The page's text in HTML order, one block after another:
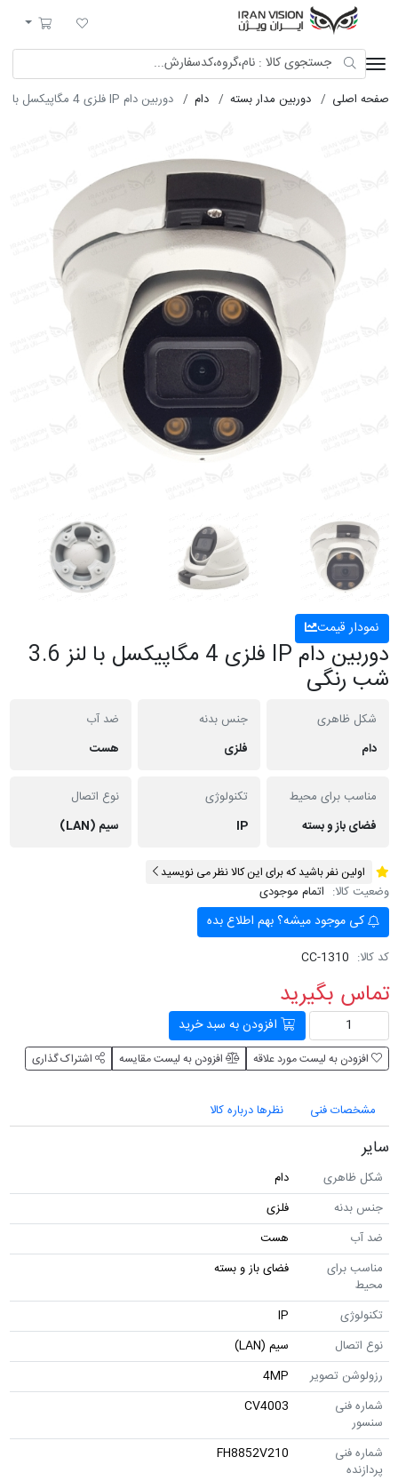
لیست مورد علاقه
سبد خرید
صفحه اصلی دوربین مدار بسته دام دوربین دام IP فلزی 4 مگاپیکسل با لنز 3.6 شب رنگی
نمودار قیمت
دوربین دام IP فلزی 4 مگاپیکسل با لنز 3.6
شب رنگی
شکل ظاهری
دام
جنس بدنه
فلزی
ضد آب
هست
مناسب برای محیط
فضای باز و بسته
تکنولوژی
IP
نوع اتصال
سیم (LAN)
اولین نفر باشید که برای این کالا نظر می نویسید
وضعیت کالا: اتمام موجودی
کی موجود میشه؟ بهم اطلاع بده
کد کالا: CC-1310
تماس بگیرید
افزودن به سبد خرید
افزودن به لیست مورد علاقه افزودن به لیست مقایسه اشتراک گذاری
مشخصات فنی نظرها درباره کالا
سایر
شکل ظاهری
دام
جنس بدنه
فلزی
ضد آب
هست
مناسب برای
محیط
فضای باز و بسته
تکنولوژی
IP
نوع اتصال
سیم (LAN)
رزولوشن تصویر
4MP
شماره فنی
سنسور
CV4003
شماره فنی
پردازنده
FH8852V210